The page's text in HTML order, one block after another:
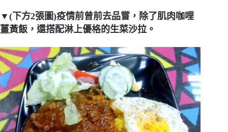
▼(下方2張圖)疫情前曾前去品嘗，除了肌肉咖哩
薑黃飯，還搭配淋上優格的生菜沙拉。